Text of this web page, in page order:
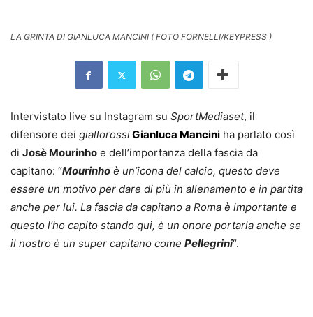
LA GRINTA DI GIANLUCA MANCINI ( FOTO FORNELLI/KEYPRESS )
Intervistato live su Instagram su SportMediaset, il
difensore dei giallorossiGianluca Mancini ha parlato così
di Josè Mourinho e dell’importanza della fascia da
capitano: “Mourinho è un’icona del calcio, questo deve
essere un motivo per dare di più in allenamento e in partita
anche per lui. La fascia da capitano a Roma è importante e
questo l’ho capito stando qui, è un onore portarla anche se
il nostro è un super capitano come Pellegrini“.